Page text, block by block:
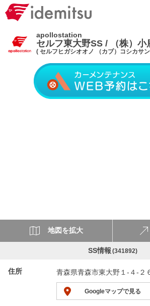
apollostation
セルフ東大野SS / （株）小
( セルフヒガシオオノ （カブ）コシカサ
SS情報 (341892)
住所 青森県青森市東大野１-４-２
Googleマップで見る
地図を拡大